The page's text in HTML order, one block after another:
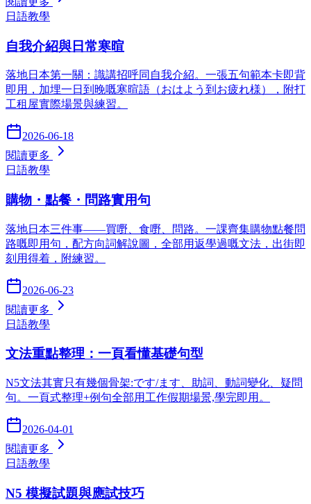
日語教學
自我介紹與日常寒暄
落地日本第一關：識講招呼同自我介紹。一張五句範本卡即背
即用，加埋一日到晚嘅寒暄語（おはよう到お疲れ様），附打
工租屋實際場景與練習。
2026-06-18
閱讀更多
日語教學
購物・點餐・問路實用句
落地日本三件事——買嘢、食嘢、問路。一課齊集購物點餐問
路嘅即用句，配方向詞解說圖，全部用返學過嘅文法，出街即
刻用得着，附練習。
2026-06-23
閱讀更多
日語教學
文法重點整理：一頁看懂基礎句型
N5文法其實只有幾個骨架:です/ます、助詞、動詞變化、疑問
句。一頁式整理+例句全部用工作假期場景,學完即用。
2026-04-01
閱讀更多
日語教學
N5 模擬試題與應試技巧